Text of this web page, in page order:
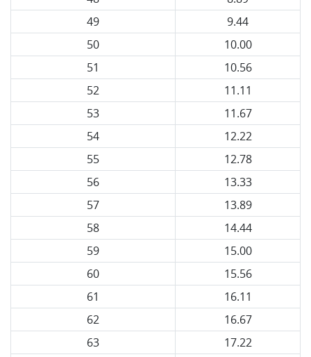
49
9.44
50
10.00
51
10.56
52
11.11
53
11.67
54
12.22
55
12.78
56
13.33
57
13.89
58
14.44
59
15.00
60
15.56
61
16.11
62
16.67
63
17.22